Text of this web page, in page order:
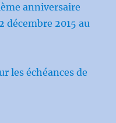
anniversaire
décembre 2015 au
les échéances de